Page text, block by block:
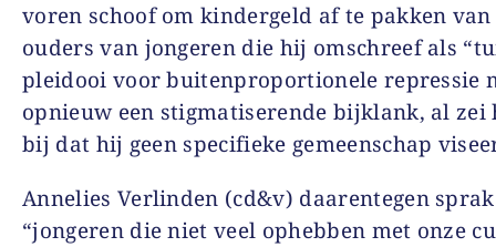
voren schoof om kindergeld af te pakken van
ouders van jongeren die hij omschreef als
pleidooi voor buitenproportionele repressie
opnieuw een stigmatiserende bijklank, al zei
bij dat hij geen specifieke gemeenschap
Annelies Verlinden (cd&v) daarentegen
“jongeren die niet veel ophebben met onze